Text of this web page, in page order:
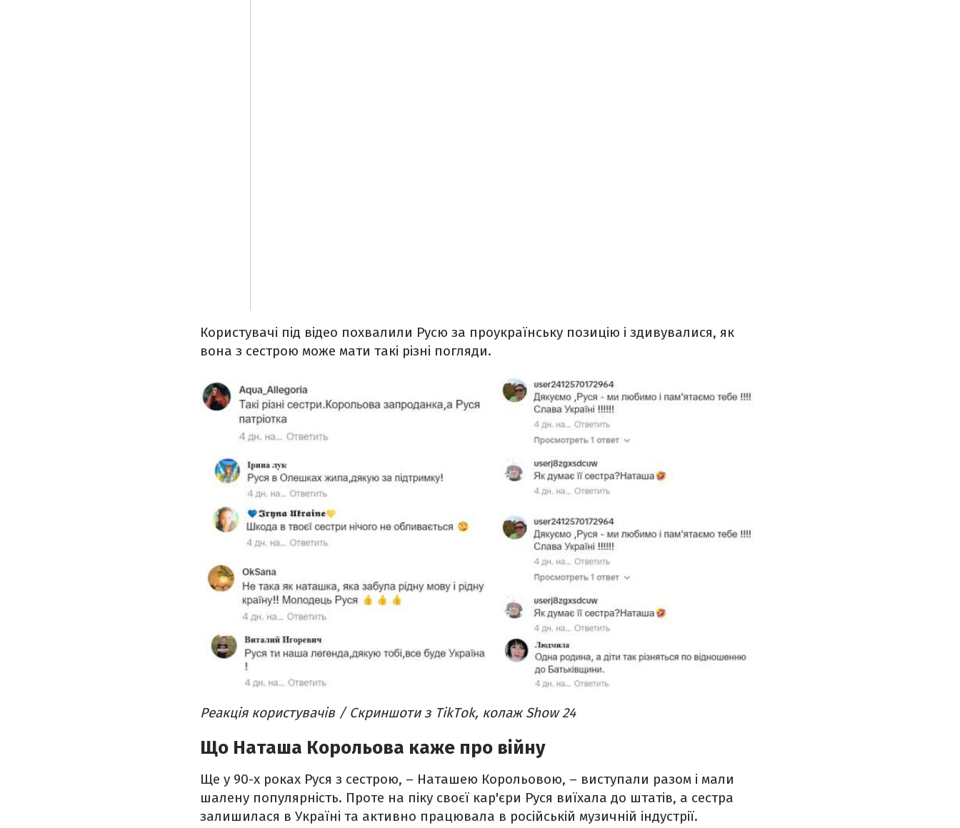
Користувачі під відео похвалили Русю за проукраїнську позицію і здивувалися, як
вона з сестрою може мати такі різні погляди.
Реакція користувачів / Скриншоти з TikTok, колаж Show 24
Що Наташа Корольова каже про війну
Ще у 90-х роках Руся з сестрою, – Наташею Корольовою, – виступали разом і мали
шалену популярність. Проте на піку своєї кар'єри Руся виїхала до штатів, а сестра
залишилася в Україні та активно працювала в російській музичній індустрії.